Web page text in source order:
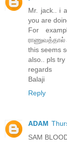
Mr. jack.. i
you are
For
ராணுவத்தால்
this seems
also.. pls try
regards
Balaji
Reply
ADAM
SAM